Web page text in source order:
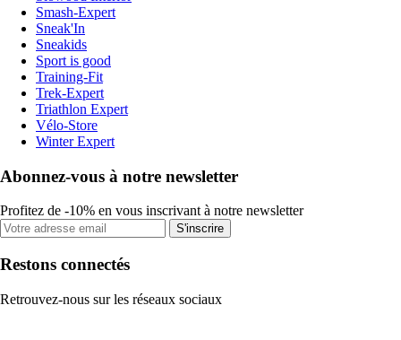
Smash-Expert
Sneak'In
Sneakids
Sport is good
Training-Fit
Trek-Expert
Triathlon Expert
Vélo-Store
Winter Expert
Abonnez-vous à notre newsletter
Profitez de -10% en vous inscrivant à notre newsletter
S'inscrire
Restons connectés
Retrouvez-nous sur les réseaux sociaux